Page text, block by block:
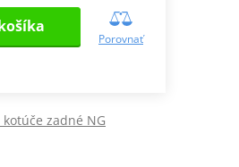
Porovnať
kotúče zadné NG